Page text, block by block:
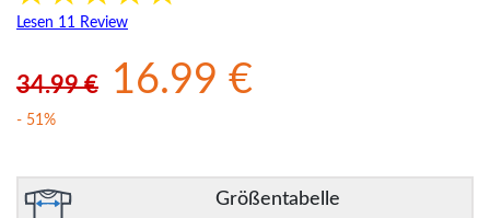
Lesen 11 Review
34.99 € 16.99 €
- 51%
Größentabelle